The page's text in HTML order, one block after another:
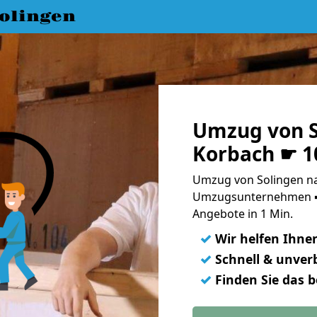
Umzug von
Korbach ☛
Umzug von Solingen
Umzugsunternehmen
Angebote in 1 Min.
✓ Wir helfen
✓ Schnell &
✓ Finden Sie das